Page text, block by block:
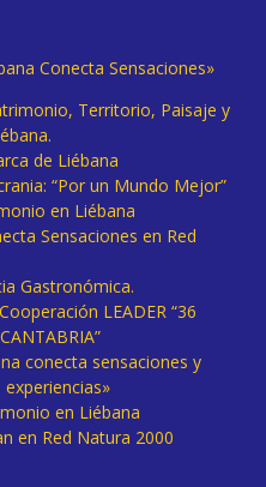
Conecta Sensaciones»
Territorio, Paisaje y
de Liébana
“Por un Mundo Mejor”
en Liébana
Sensaciones en Red
Gastronómica.
LEADER “36
conecta sensaciones y
en Liébana
en Red Natura 2000